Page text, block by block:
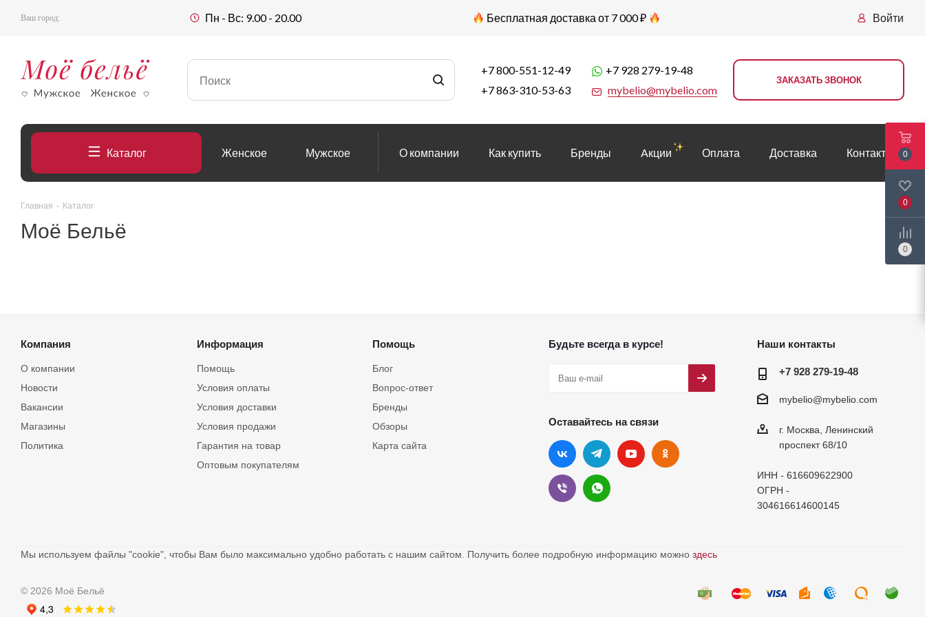
Ваш город: Пн - Вс: 9.00 - 20.00 Бесплатная доставка от 7 000 ₽ Войти
+7 800-551-12-49
+7 863-310-53-63
+7 928 279-19-48
mybelio@mybelio.com
ЗАКАЗАТЬ ЗВОНОК
Каталог Женское Мужское О компании Как купить Бренды Aкции Оплата Доставка Контакты
Главная - Каталог
Моё Бельё
Компания
О компании
Новости
Вакансии
Магазины
Политика
Информация
Помощь
Условия оплаты
Условия доставки
Условия продажи
Гарантия на товар
Оптовым покупателям
Помощь
Блог
Вопрос-ответ
Бренды
Обзоры
Карта сайта
Будьте всегда в курсе!
Оставайтесь на связи
Наши контакты
+7 928 279-19-48
mybelio@mybelio.com
г. Москва, Ленинский
проспект 68/10
ИНН - 616609622900
ОГРН -
304616614600145
Мы используем файлы "cookie", чтобы Вам было максимально удобно работать с нашим сайтом. Получить более подробную информацию можно здесь
© 2026 Моё Бельё
0
0
0